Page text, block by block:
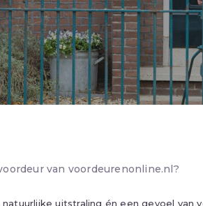
van voordeurenonline.nl?
uitstraling én een gevoel van